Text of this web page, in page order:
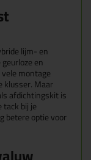
lijm- en
en
montage
klusser. Maar
afdichtingskit is
bij je
betere optie voor